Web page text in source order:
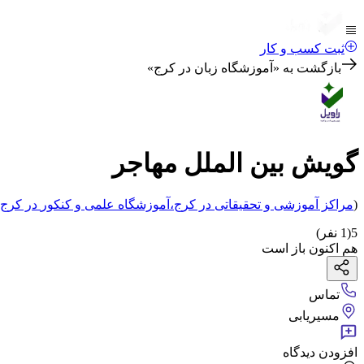
ثبت کسب و کار
بازگشت به « آموزشگاه زبان در کرج»
گویش بین الملل مهاجر
(مراکز آموزشی و تحقیقاتی در کرج، آموزشگاه علمی و کنکور در کرج
5
(
1 نفر)
هم اکنون باز است
تماس
مسیریابی
افزودن دیدگاه